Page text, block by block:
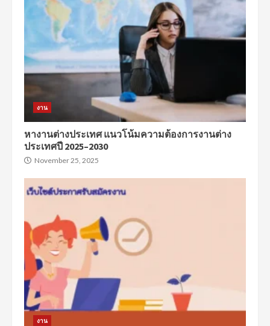
งาน
หางานต่างประเทศ แนวโน้มความต้องการงานต่าง
ประเทศปี 2025–2030
November 25, 2025
งาน